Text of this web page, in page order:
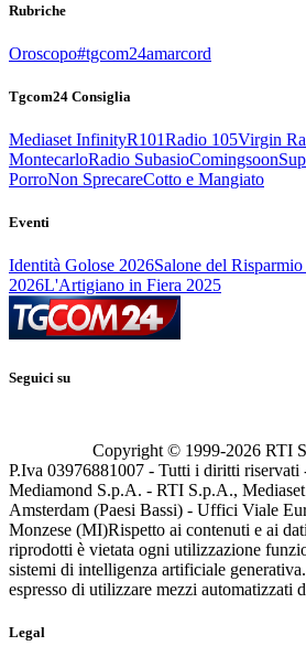
Rubriche
Oroscopo#tgcom24amarcord
Tgcom24 Consiglia
Mediaset InfinityR101Radio 105Virgin
MontecarloRadio SubasioComingsoon
PorroNon SprecareCotto e Mangiato
Eventi
Identità Golose 2026Salone del
2026L'Artigiano in Fiera 2025
Seguici su
Copyright © 1999-2026 RTI
P.Iva 03976881007 - Tutti i diritti riservati
Mediamond S.p.A. - RTI S.p.A.,
Amsterdam (Paesi Bassi) - Uffici Viale
Monzese (MI)Rispetto ai contenuti e ai
riprodotti è vietata ogni utilizzazione
sistemi di intelligenza artificiale
espresso di utilizzare mezzi automatizzati
Legal